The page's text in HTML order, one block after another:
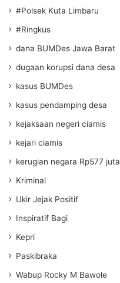
#Polsek Kuta Limbaru
#Ringkus
dana BUMDes Jawa Barat
dugaan korupsi dana desa
kasus BUMDes
kasus pendamping desa
kejaksaan negeri ciamis
kejari ciamis
kerugian negara Rp577 juta
Kriminal
Ukir Jejak Positif
Inspiratif Bagi
Kepri
Paskibraka
Wabup Rocky M Bawole